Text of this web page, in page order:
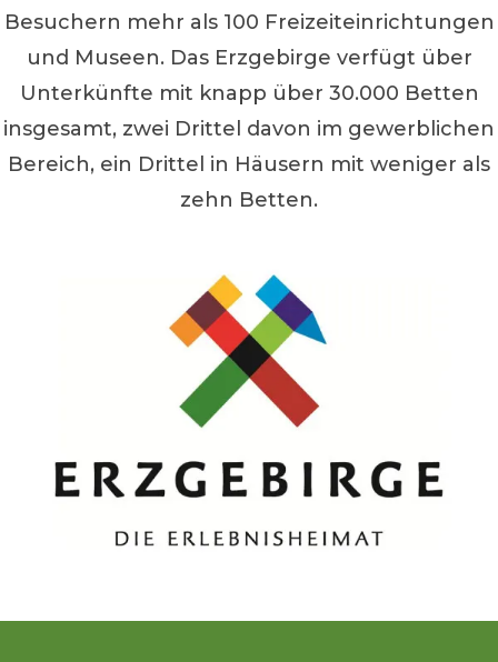
Besuchern mehr als 100 Freizeiteinrichtungen
und Museen. Das Erzgebirge verfügt über
Unterkünfte mit knapp über 30.000 Betten
insgesamt, zwei Drittel davon im gewerblichen
Bereich, ein Drittel in Häusern mit weniger als
zehn Betten.